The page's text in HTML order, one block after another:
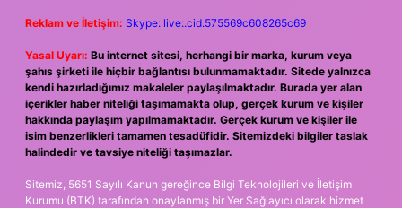
Reklam ve İletişim: Skype: live:.cid.575569c608265c69
Yasal Uyarı: Bu internet sitesi, herhangi bir marka, kurum veya
şahıs şirketi ile hiçbir bağlantısı bulunmamaktadır. Sitede yalnızca
kendi hazırladığımız makaleler paylaşılmaktadır. Burada yer alan
içerikler haber niteliği taşımamakta olup, gerçek kurum ve kişiler
hakkında paylaşım yapılmamaktadır. Gerçek kurum ve kişiler ile
isim benzerlikleri tamamen tesadüfidir. Sitemizdeki bilgiler taslak
halindedir ve tavsiye niteliği taşımazlar.
Sitemiz, 5651 Sayılı Kanun gereğince Bilgi Teknolojileri ve İletişim
Kurumu (BTK) tarafından onaylanmış bir Yer Sağlayıcı olarak hizmet